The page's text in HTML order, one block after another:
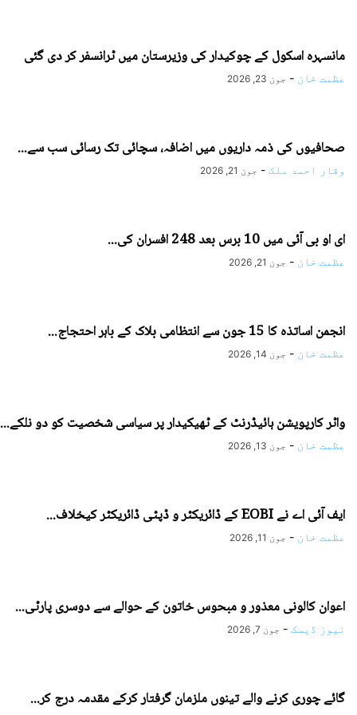
مانسہرہ اسکول کے چوکیدار کی وزیرستان میں ٹرانسفر کر دی گئی
عظمت خان - جون 23, 2026
صحافیوں کی ذمہ داریوں میں اضافہ، سچائی تک رسائی سب سے...
وقار احمد ملک - جون 21, 2026
ای او بی آئی میں 10 برس بعد 248 افسران کی...
عظمت خان - جون 21, 2026
انجمن اساتذہ کا 15 جون سے انتظامی بلاک کے باہر احتجاج...
عظمت خان - جون 14, 2026
واٹر کارپویشن ہائیڈرنٹ کے ٹھیکیدار پر سیاسی شخصیت کو دو نلکے...
عظمت خان - جون 13, 2026
ایف آئی اے نے EOBI کے ڈائریکٹر و ڈپٹی ڈائریکٹر کیخلاف...
عظمت خان - جون 11, 2026
اعوان کالونی معذور و مبحوس خاتون کے حوالے سے دوسری پارٹی...
نیوز ڈیسک - جون 7, 2026
گائے چوری کرنے والے تینوں ملزمان گرفتار کرکے مقدمہ درج کر...